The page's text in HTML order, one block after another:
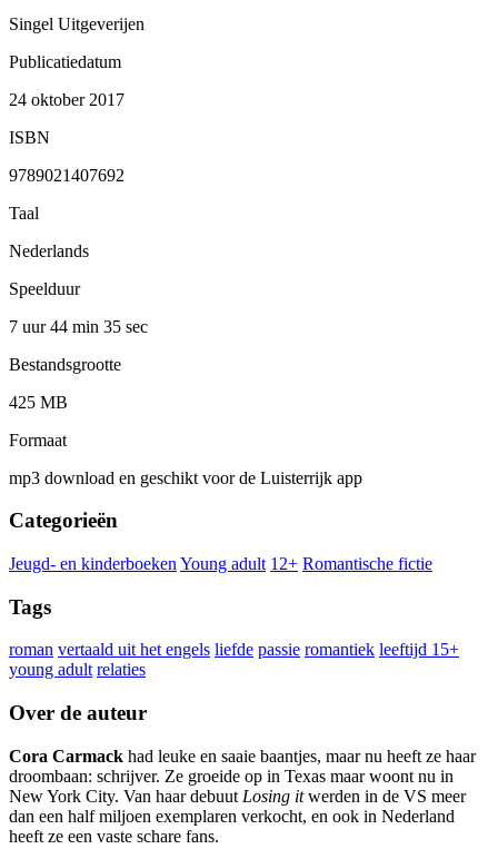
Singel Uitgeverijen
Publicatiedatum
24 oktober 2017
ISBN
9789021407692
Taal
Nederlands
Speelduur
7 uur 44 min 35 sec
Bestandsgrootte
425 MB
Formaat
mp3 download en geschikt voor de Luisterrijk app
Categorieën
Jeugd- en kinderboeken Young adult 12+ Romantische fictie
Tags
roman vertaald uit het engels liefde passie romantiek leeftijd 15+
young adult relaties
Over de auteur
Cora Carmack had leuke en saaie baantjes, maar nu heeft ze haar
droombaan: schrijver. Ze groeide op in Texas maar woont nu in
New York City. Van haar debuut Losing itwerden in de VS meer
dan een half miljoen exemplaren verkocht, en ook in Nederland
heeft ze een vaste schare fans.